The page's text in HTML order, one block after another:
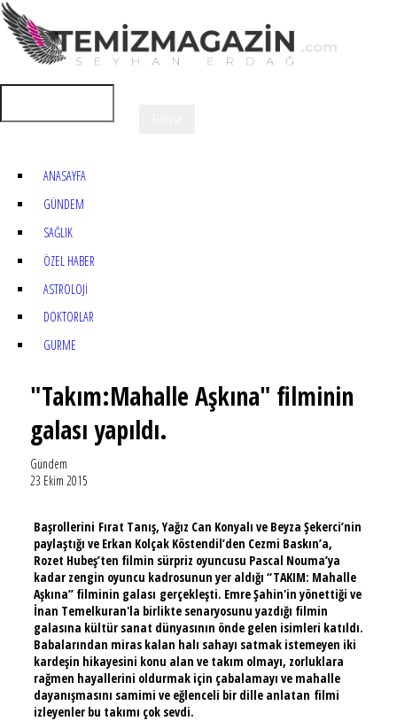
ANASAYFA
GÜNDEM
SAĞLIK
ÖZEL HABER
ASTROLOJİ
DOKTORLAR
GURME
"Takım:Mahalle Aşkına" filminin
galası yapıldı.
Gündem
23 Ekim 2015
Başrollerini Fırat Tanış, Yağız Can Konyalı ve Beyza Şekerci’nin
paylaştığı ve Erkan Kolçak Köstendil’den Cezmi Baskın’a,
Rozet Hubeş’ten filmin sürpriz oyuncusu Pascal Nouma’ya
kadar zengin oyuncu kadrosunun yer aldığı “TAKIM: Mahalle
Aşkına” filminin galası gerçekleşti. Emre Şahin'in yönettiği ve
İnan Temelkuran'la birlikte senaryosunu yazdığı filmin
galasına kültür sanat dünyasının önde gelen isimleri katıldı.
Babalarından miras kalan halı sahayı satmak istemeyen iki
kardeşin hikayesini konu alan ve takım olmayı, zorluklara
rağmen hayallerini oldurmak için çabalamayı ve mahalle
dayanışmasını samimi ve eğlenceli bir dille anlatan filmi
izleyenler bu takımı çok sevdi.